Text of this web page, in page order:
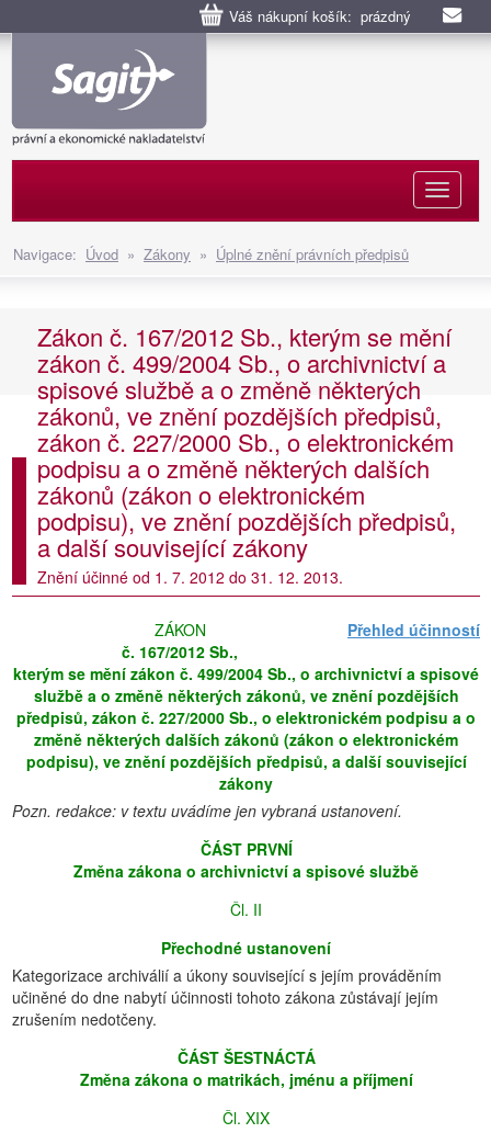
Váš nákupní košík: prázdný
Navigace: Úvod » Zákony » Úplné znění právních předpisů
Zákon č. 167/2012 Sb., kterým se mění
zákon č. 499/2004 Sb., o archivnictví a
spisové službě a o změně některých
zákonů, ve znění pozdějších předpisů,
zákon č. 227/2000 Sb., o elektronickém
podpisu a o změně některých dalších
zákonů (zákon o elektronickém
podpisu), ve znění pozdějších předpisů,
a další související zákony
Znění účinné od 1. 7. 2012 do 31. 12. 2013.
Přehled účinností
ZÁKON
č. 167/2012 Sb.,
kterým se mění zákon č. 499/2004 Sb., o archivnictví a spisové
službě a o změně některých zákonů, ve znění pozdějších
předpisů, zákon č. 227/2000 Sb., o elektronickém podpisu a o
změně některých dalších zákonů (zákon o elektronickém
podpisu), ve znění pozdějších předpisů, a další související
zákony
Pozn. redakce: v textu uvádíme jen vybraná ustanovení.
ČÁST PRVNÍ
Změna zákona o archivnictví a spisové službě
Čl. II
Přechodné ustanovení
Kategorizace archiválií a úkony související s jejím prováděním
učiněné do dne nabytí účinnosti tohoto zákona zůstávají jejím
zrušením nedotčeny.
ČÁST ŠESTNÁCTÁ
Změna zákona o matrikách, jménu a příjmení
Čl. XIX